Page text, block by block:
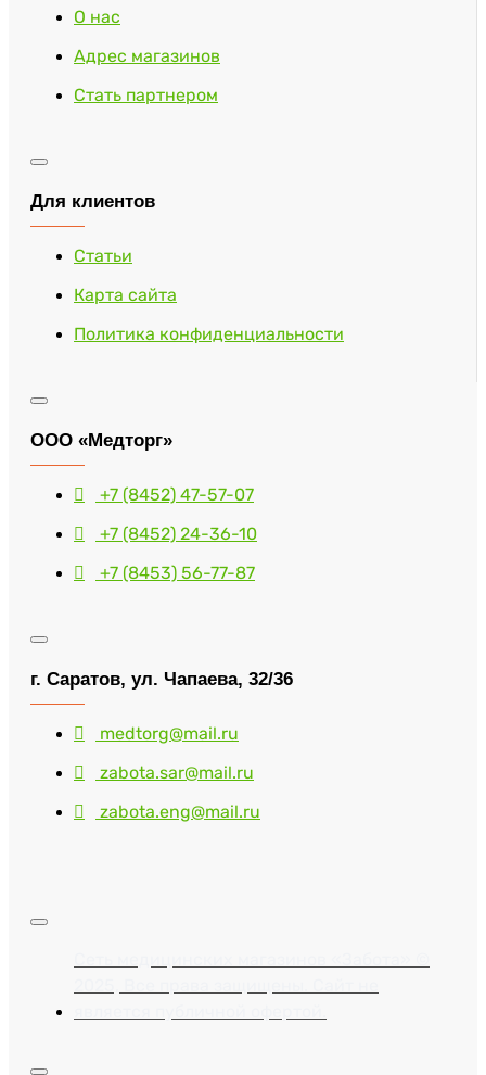
О нас
Адрес магазинов
Стать партнером
Для клиентов
Статьи
Карта сайта
Политика конфиденциальности
ООО «Медторг»
+7 (8452) 47-57-07
+7 (8452) 24-36-10
+7 (8453) 56-77-87
г. Саратов, ул. Чапаева, 32/36
medtorg@mail.ru
zabota.sar@mail.ru
zabota.eng@mail.ru